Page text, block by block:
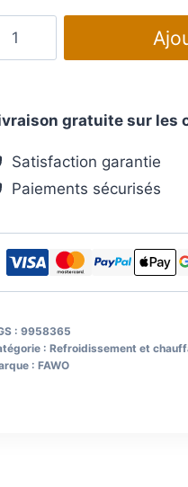
gratuite sur les
Satisfaction garantie
Paiements sécurisés
: 9958365
: Refroidissement et
: FAWO